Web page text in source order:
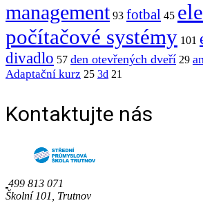
management 93 fotbal 45
počítačové systémy 101
divadlo 57 den otevřených dveří 29
Adaptační kurz 25 3d 21
Kontaktujte nás
499 813 071
Školní 101, Trutnov